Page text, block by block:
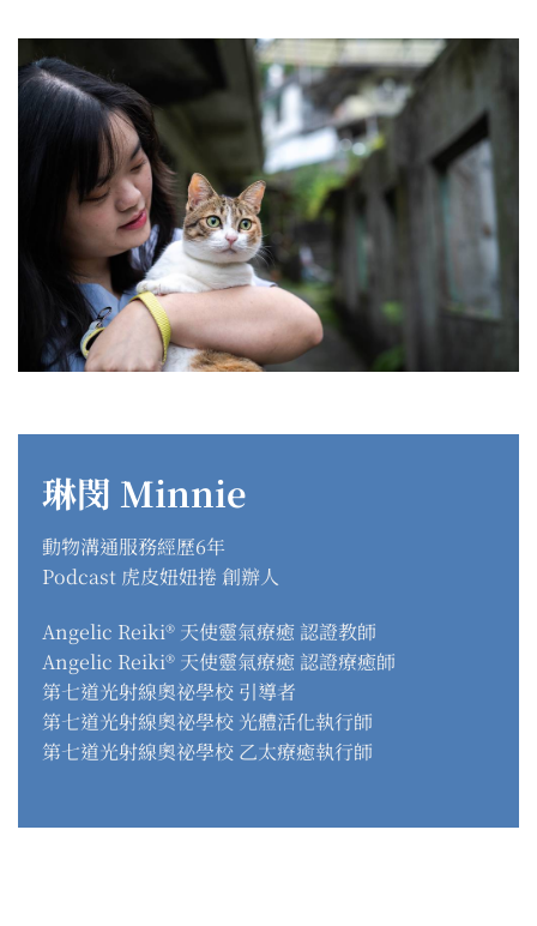
琳閔 Minnie
動物溝通服務經歷6年
Podcast 虎皮妞妞捲 創辦人
Angelic Reiki® 天使靈氣療癒 認證教師
Angelic Reiki® 天使靈氣療癒 認證療癒師
第七道光射線奧祕學校 引導者
第七道光射線奧祕學校 光體活化執行師
第七道光射線奧祕學校 乙太療癒執行師